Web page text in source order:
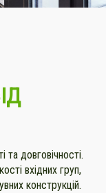
та довговічності.
вхідних груп,
конструкцій.